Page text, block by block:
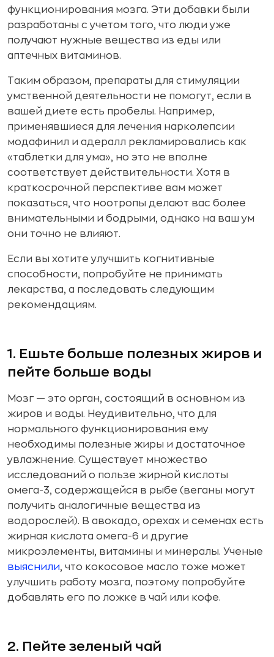
функционирования мозга. Эти добавки были
разработаны с учетом того, что люди уже
получают нужные вещества из еды или
аптечных витаминов.
Таким образом, препараты для стимуляции
умственной деятельности не помогут, если в
вашей диете есть пробелы. Например,
применявшиеся для лечения нарколепсии
модафинил и адералл рекламировались как
«таблетки для ума», но это не вполне
соответствует действительности. Хотя в
краткосрочной перспективе вам может
показаться, что ноотропы делают вас более
внимательными и бодрыми, однако на ваш ум
они точно не влияют.
Если вы хотите улучшить когнитивные
способности, попробуйте не принимать
лекарства, а последовать следующим
рекомендациям.
1. Ешьте больше полезных жиров и
пейте больше воды
Мозг — это орган, состоящий в основном из
жиров и воды. Неудивительно, что для
нормального функционирования ему
необходимы полезные жиры и достаточное
увлажнение. Существует множество
исследований о пользе жирной кислоты
омега-3, содержащейся в рыбе (веганы могут
получить аналогичные вещества из
водорослей). В авокадо, орехах и семенах есть
жирная кислота омега-6 и другие
микроэлементы, витамины и минералы. Ученые
выяснили, что кокосовое масло тоже может
улучшить работу мозга, поэтому попробуйте
добавлять его по ложке в чай или кофе.
2. Пейте зеленый чай